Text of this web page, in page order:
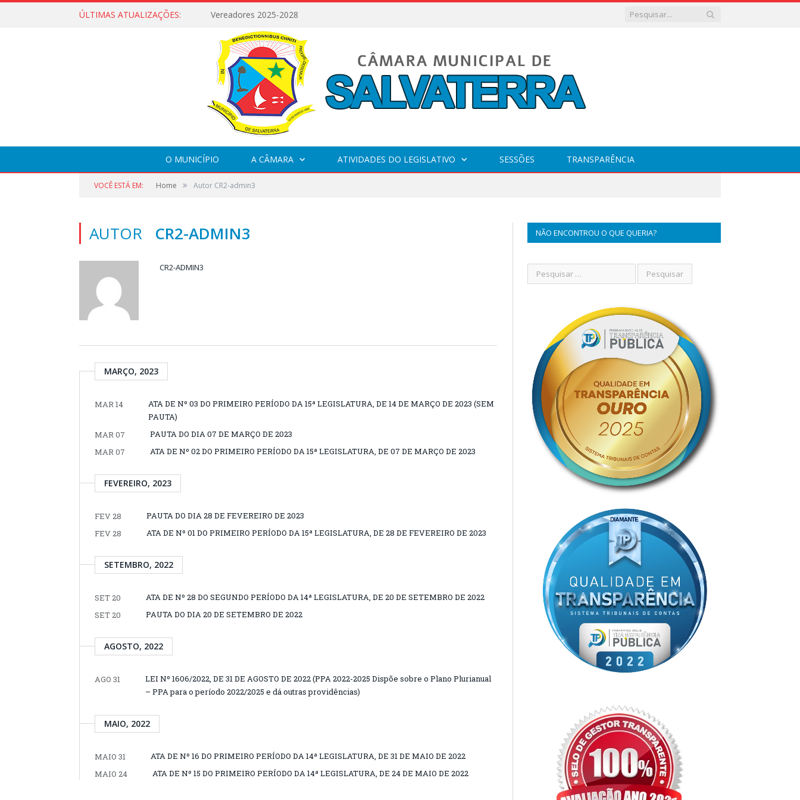
ÚLTIMAS ATUALIZAÇÕES: Vereadores 2025-2028
O MUNICÍPIO A CÂMARA ATIVIDADES DO LEGISLATIVO SESSÕES TRANSPARÊNCIA
VOCÊ ESTÁ EM: Home » Autor CR2-admin3
AUTOR CR2-ADMIN3
CR2-ADMIN3
MARÇO, 2023
MAR 14
ATA DE Nº 03 DO PRIMEIRO PERÍODO DA 15ª LEGISLATURA, DE 14 DE MARÇO DE 2023 (SEM
PAUTA)
MAR 07
PAUTA DO DIA 07 DE MARÇO DE 2023
MAR 07
ATA DE Nº 02 DO PRIMEIRO PERÍODO DA 15ª LEGISLATURA, DE 07 DE MARÇO DE 2023
FEVEREIRO, 2023
FEV 28
PAUTA DO DIA 28 DE FEVEREIRO DE 2023
FEV 28
ATA DE Nº 01 DO PRIMEIRO PERÍODO DA 15ª LEGISLATURA, DE 28 DE FEVEREIRO DE 2023
SETEMBRO, 2022
SET 20
ATA DE Nº 28 DO SEGUNDO PERÍODO DA 14ª LEGISLATURA, DE 20 DE SETEMBRO DE 2022
SET 20
PAUTA DO DIA 20 DE SETEMBRO DE 2022
AGOSTO, 2022
AGO 31
LEI Nº 1606/2022, DE 31 DE AGOSTO DE 2022 (PPA 2022-2025 Dispõe sobre o Plano Plurianual
– PPA para o período 2022/2025 e dá outras providências)
MAIO, 2022
MAIO 31
ATA DE Nº 16 DO PRIMEIRO PERÍODO DA 14ª LEGISLATURA, DE 31 DE MAIO DE 2022
MAIO 24
ATA DE Nº 15 DO PRIMEIRO PERÍODO DA 14ª LEGISLATURA, DE 24 DE MAIO DE 2022
NÃO ENCONTROU O QUE QUERIA?